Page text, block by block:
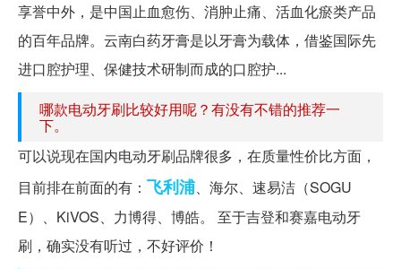
享誉中外，是中国止血愈伤、消肿止痛、活血化瘀类产品
的百年品牌。云南白药牙膏是以牙膏为载体，借鉴国际先
进口腔护理、保健技术研制而成的口腔护...
哪款电动牙刷比较好用呢？有没有不错的推荐一
下。
可以说现在国内电动牙刷品牌很多，在质量性价比方面，
目前排在前面的有： 飞利浦、海尔、速易洁（SOGU
E）、KiVOS、力博得、博皓。 至于吉登和赛嘉电动牙
刷，确实没有听过，不好评价！